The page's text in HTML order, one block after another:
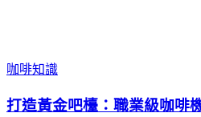
咖啡知識
打造黃金吧檯：職業級咖啡